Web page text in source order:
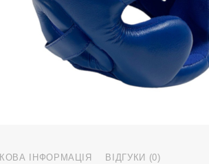
ІНФОРМАЦІЯ ВІДГУКИ (0)